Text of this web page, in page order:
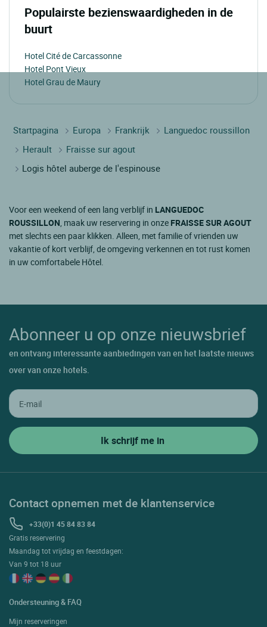
Populairste bezienswaardigheden in de
buurt
Hotel Cité de Carcassonne
Hotel Pont Vieux
Hotel Grau de Maury
Startpagina Europa Frankrijk
Languedoc roussillon
Herault
Fraisse sur agout
Logis hôtel auberge de l'espinouse
Voor een weekend of een lang verblijf in LANGUEDOC
ROUSSILLON, maak uw reservering in onze FRAISSE SUR AGOUT
met slechts een paar klikken. Alleen, met familie of vrienden uw
vakantie of kort verblijf, de omgeving verkennen en tot rust komen
in uw comfortabele Hôtel.
Abonneer u op onze nieuwsbrief
en ontvang interessante aanbiedingen van en het laatste nieuws
over van onze hotels.
Contact opnemen met de klantenservice
+33(0)1 45 84 83 84
Gratis reservering
Maandag tot vrijdag en feestdagen:
Van 9 tot 18 uur
Ondersteuning & FAQ
Mijn reserveringen